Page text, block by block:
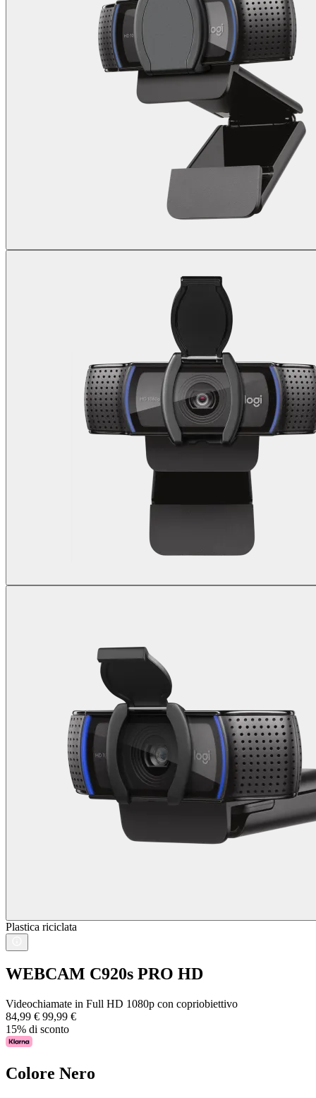
Plastica riciclata
WEBCAM C920s PRO HD
Videochiamate in Full HD 1080p con copriobiettivo
84,99 € 99,99 €
15% di sconto
Colore Nero